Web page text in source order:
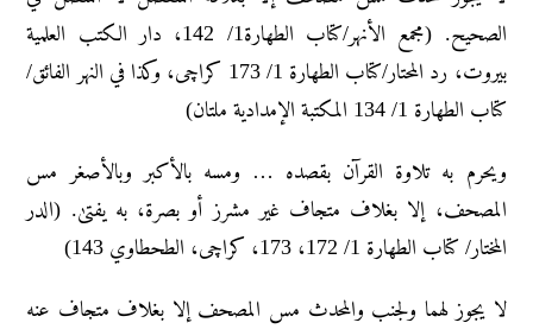
الصحیح. (مجمع الأنهر/کتاب الطهارة1/ 142، دار الکتب العلمیة
بیروت، رد المحتار/کتاب الطهارة 1/ 173 کراچی، وکذا في النهر الفائق/
کتاب الطهارة 1/ 134 المکتبة الإمدادیة ملتان)
ویحرم به تلاوة القرآن بقصده … ومسه بالأکبر وبالأصغر مس
المصحف، إلا بغلاف متجاف غیر مشرز أو بصرة، به یفتیٰ. (الدر
المختار/ کتاب الطهارة 1/ 172، 173، کراچی، الطحطاوي 143)
لا یجوز لهما ولجنب والمحدث مس المصحف إلا بغلاف متجاف عنه